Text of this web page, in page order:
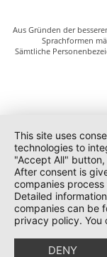
Aus Gründen der
Sprachformen
Sämtliche
This site uses
technologies to
"Accept All"
After consent is
companies
Detailed
companies can be
privacy policy. You
DENY